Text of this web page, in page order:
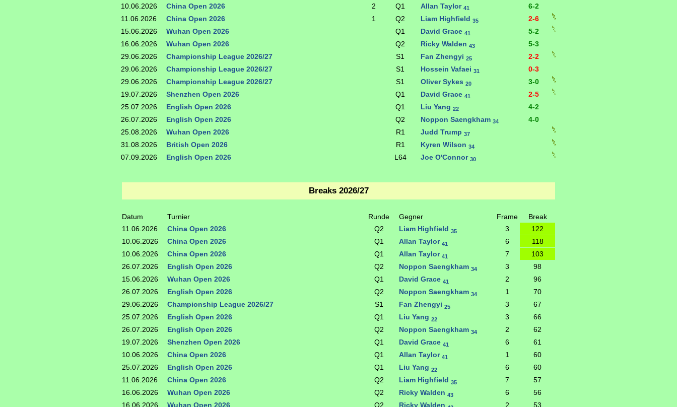
10.06.2026
China Open 2026 2 Q1 Allan Taylor 41
6-2
11.06.2026
China Open 2026 1 Q2 Liam Highfield 35
2-6
15.06.2026
Wuhan Open 2026 Q1 David Grace 41
5-2
16.06.2026
Wuhan Open 2026 Q2 Ricky Walden 43
5-3
29.06.2026
Championship League 2026/27 S1 Fan Zhengyi 25
2-2
29.06.2026
Championship League 2026/27 S1 Hossein Vafaei 31
0-3
29.06.2026
Championship League 2026/27 S1 Oliver Sykes 20
3-0
19.07.2026
Shenzhen Open 2026 Q1 David Grace 41
2-5
25.07.2026
English Open 2026 Q1 Liu Yang 22
4-2
26.07.2026
English Open 2026 Q2 Noppon Saengkham 34
4-0
25.08.2026
Wuhan Open 2026 R1 Judd Trump 37
31.08.2026 British Open 2026 R1 Kyren Wilson 34
07.09.2026 English Open 2026 L64 Joe O'Connor 30
Breaks 2026/27
Datum Turnier Runde Gegner Frame
Break
11.06.2026
China Open 2026 Q2 Liam Highfield 35 3
122
10.06.2026
China Open 2026 Q1 Allan Taylor 41 6
118
10.06.2026
China Open 2026 Q1 Allan Taylor 41 7
103
26.07.2026
English Open 2026 Q2 Noppon Saengkham 34 3
98
15.06.2026
Wuhan Open 2026 Q1 David Grace 41 2
96
26.07.2026
English Open 2026 Q2 Noppon Saengkham 34 1
70
29.06.2026
Championship League 2026/27 S1 Fan Zhengyi 25 3
67
25.07.2026
English Open 2026 Q1 Liu Yang 22 3
66
26.07.2026
English Open 2026 Q2 Noppon Saengkham 34 2
62
19.07.2026
Shenzhen Open 2026 Q1 David Grace 41 6
61
10.06.2026
China Open 2026 Q1 Allan Taylor 41 1
60
25.07.2026
English Open 2026 Q1 Liu Yang 22 6
60
11.06.2026
China Open 2026 Q2 Liam Highfield 35 7
57
16.06.2026
Wuhan Open 2026 Q2 Ricky Walden 43 6
56
16.06.2026
Wuhan Open 2026 Q2 Ricky Walden 2 53